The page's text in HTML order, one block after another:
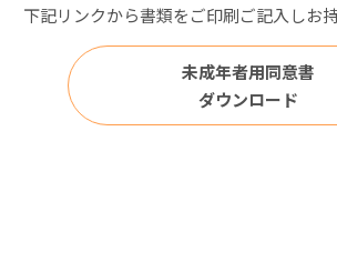
下記リンクから書類をご印刷ご記入しお
未成年者用同意書
ダウンロード